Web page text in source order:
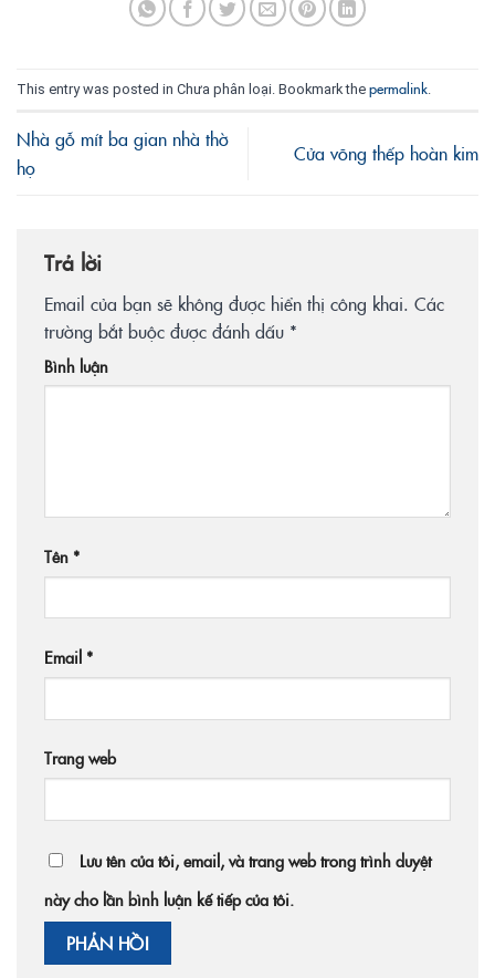
This entry was posted in Chưa phân loại. Bookmark the permalink
Nhà gỗ mít ba gian nhà thờ
họ
Cửa võng thếp hoàn kim
Trả lời
Email của bạn sẽ không được hiển thị công khai. Các
trường bắt buộc được đánh dấu *
Bình luận
Tên *
Email *
Trang web
Lưu tên của tôi, email, và trang web trong trình duyệt
này cho lần bình luận kế tiếp của tôi.